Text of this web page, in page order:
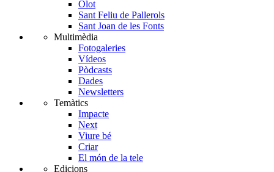
Olot
Sant Feliu de Pallerols
Sant Joan de les Fonts
Multimèdia
Fotogaleries
Vídeos
Pòdcasts
Dades
Newsletters
Temàtics
Impacte
Next
Viure bé
Criar
El món de la tele
Edicions